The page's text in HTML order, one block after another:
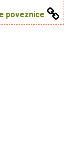
poveznice